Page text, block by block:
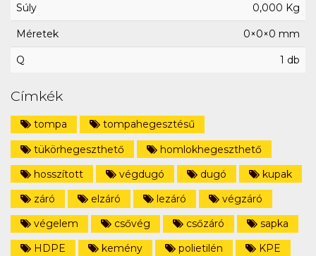
Súly 0,000 Kg
Méretek 0×0×0 mm
Q 1 db
Címkék
tompa
tompahegesztésű
tükörhegeszthető
homlokhegeszthető
hosszított
végdugó dugó
kupak
záró
elzáró lezáró
végzáró
végelem
csővég csőzáró
sapka
HDPE
kemény polietilén
KPE